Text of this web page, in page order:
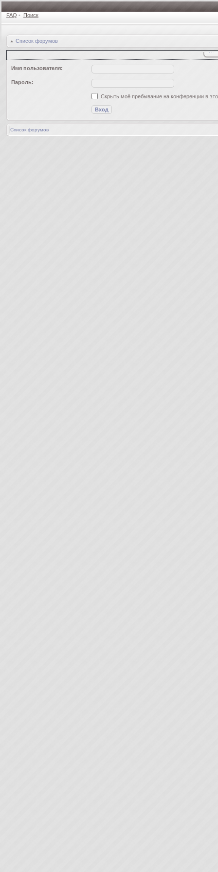
FAQ • Поиск
Список форумов
Имя пользователя:
Пароль:
Скрыть моё пребывание на конференции в
Список форумов